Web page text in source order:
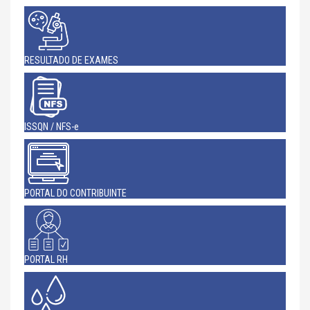
RESULTADO DE EXAMES
ISSQN / NFS-e
PORTAL DO CONTRIBUINTE
PORTAL RH